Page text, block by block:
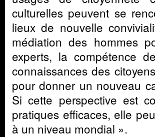
culturelles peuvent se
lieux de nouvelle
médiation des hommes
experts, la compétence
connaissances des
pour donner un nouveau
Si cette perspective est
pratiques efficaces, elle
à un niveau mondial ».